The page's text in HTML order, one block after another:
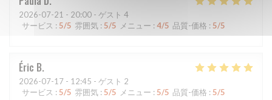
2026-07-21 - 20:00 - ゲスト 4
サービス : 5/5 雰囲気 : 5/5 メニュー : 4/5 品質-価格 : 5/5
Éric B
2026-07-17 - 12:45 - ゲスト 2
サービス : 5/5 雰囲気 : 5/5 メニュー : 5/5 品質-価格 : 5/5